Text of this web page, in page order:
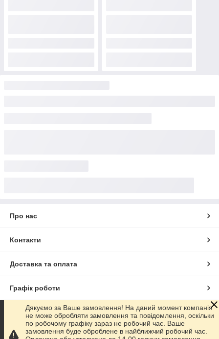
Про нас
Контакти
Доставка та оплата
Графік роботи
Повна версія сайту
Сайт створено на маркетплейсіProm.ua
Дякуємо за Ваше замовлення! На даний момент компанія
не може обробляти замовлення та повідомлення, оскільки
по робочому графіку зараз не робочий час. Ваше
замовлення буде оброблене в найближчий робочий час.